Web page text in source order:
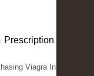
Viagra In